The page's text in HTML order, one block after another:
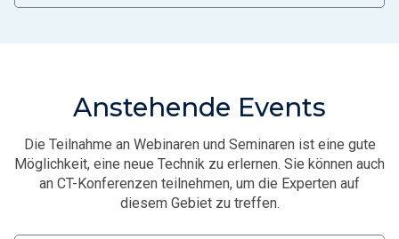
Anstehende Events
Die Teilnahme an Webinaren und Seminaren ist eine gute
Möglichkeit, eine neue Technik zu erlernen. Sie können auch
an CT-Konferenzen teilnehmen, um die Experten auf
diesem Gebiet zu treffen.